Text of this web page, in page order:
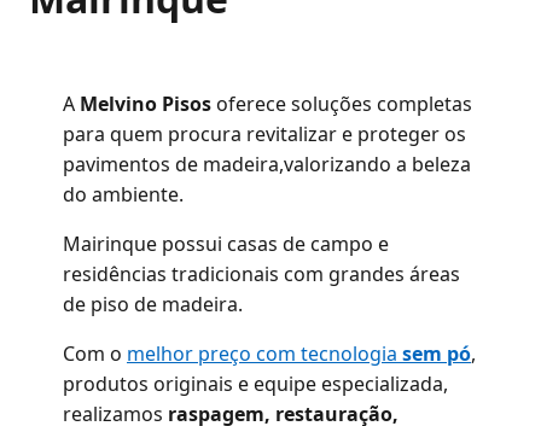
A Melvino Pisosoferece soluções completas
para quem procura revitalizar e proteger os
pavimentos de madeira,valorizando a beleza
do ambiente.
Mairinque possui casas de campo e
residências tradicionais com grandes áreas
de piso de madeira.
Com o melhor preço com tecnologia sem pó,
produtos originais e equipe especializada,
realizamos raspagem, restauração,